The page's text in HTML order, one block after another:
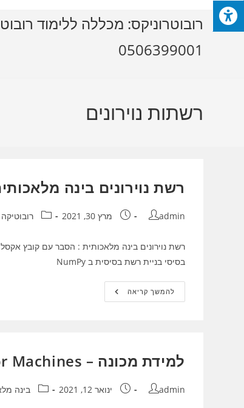
Skip
to
רובוטרוניקס: מכללה ללימוד
0506399001
רשתות נוירונים
רשת נוירונים בינה
מחבר:
admin פורסם:מרץ 30, 2021 קטגוריה:רובוטיקה
בסיסי בניית רשת בסיסית ב NumPy
להמשך קריאהרשת
נוירונים
אקסל
למידת מכונה – Support Vector Machines
מחבר:
admin פורסם:ינואר 12, 2021 קטגוריה:
בינה